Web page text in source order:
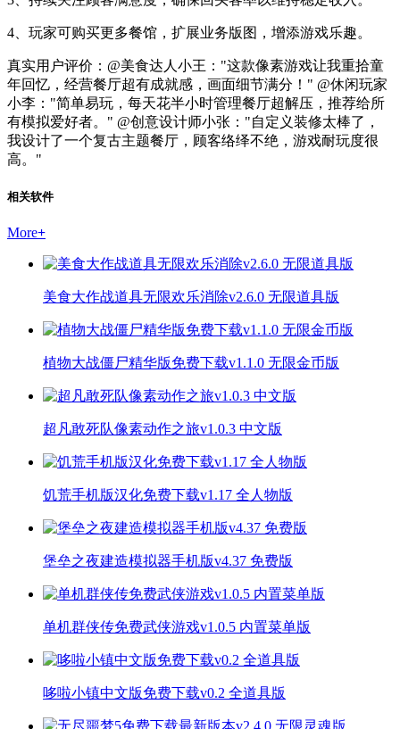
4、玩家可购买更多餐馆，扩展业务版图，增添游戏乐趣。
真实用户评价：@美食达人小王："这款像素游戏让我重拾童
年回忆，经营餐厅超有成就感，画面细节满分！" @休闲玩家
小李："简单易玩，每天花半小时管理餐厅超解压，推荐给所
有模拟爱好者。" @创意设计师小张："自定义装修太棒了，
我设计了一个复古主题餐厅，顾客络绎不绝，游戏耐玩度很
高。"
相关软件
More+
美食大作战道具无限欢乐消除v2.6.0 无限道具版
植物大战僵尸精华版免费下载v1.1.0 无限金币版
超凡敢死队像素动作之旅v1.0.3 中文版
饥荒手机版汉化免费下载v1.17 全人物版
堡垒之夜建造模拟器手机版v4.37 免费版
单机群侠传免费武侠游戏v1.0.5 内置菜单版
哆啦小镇中文版免费下载v0.2 全道具版